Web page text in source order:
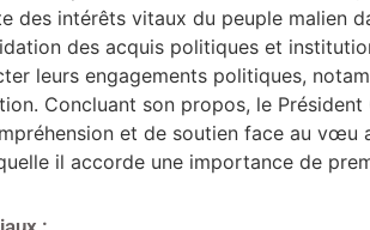
intérêts vitaux du peuple malien
des acquis politiques et
leurs engagements politiques,
Concluant son propos, le Président
et de soutien face au vœu
il accorde une importance de